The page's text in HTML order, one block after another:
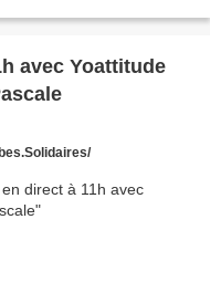
avec Yoattitude